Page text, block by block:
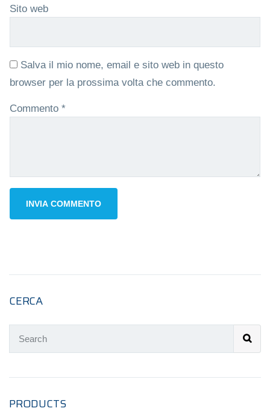
Sito web
Salva il mio nome, email e sito web in questo
browser per la prossima volta che commento.
Commento *
CERCA
PRODUCTS